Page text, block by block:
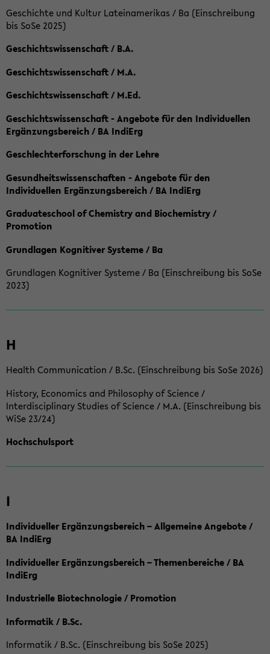
Geschichte und Kultur Lateinamerikas / Ba (Einschreibung
bis SoSe 2025)
Geschichtswissenschaft / B.A.
Geschichtswissenschaft / M.A.
Geschichtswissenschaft / M.Ed.
Geschichtswissenschaft - Angebote für den Individuellen
Ergänzungsbereich / BA IndiErg
Geschlechterforschung in der Lehre
Gesundheitswissenschaften - Angebote für den
Individuellen Ergänzungsbereich / BA IndiErg
Graduateschool of Chemistry and Biochemistry /
Promotion
Grundlagen Kognitiver Systeme / Ba
Grundlagen Kognitiver Systeme / Ba (Einschreibung bis SoSe
2023)
H
Health Communication / B.Sc. (Einschreibung bis SoSe 2026)
History, Economics and Philosophy of Science /
Interdisciplinary Studies of Science / M.A. (Einschreibung bis
WiSe 23/24)
Hochschulsport
I
Individueller Ergänzungsbereich – Allgemeine Angebote /
BA IndiErg
Individueller Ergänzungsbereich – Themenbereiche / BA
IndiErg
Industrielle Biotechnologie / Promotion
Informatik / B.Sc.
Informatik / B.Sc. (Einschreibung bis SoSe 2025)